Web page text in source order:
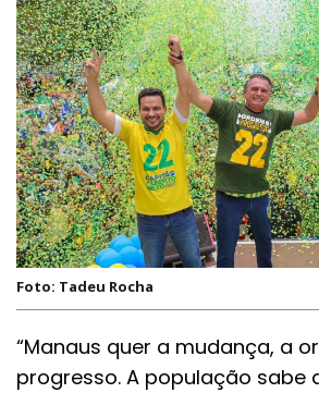
Foto: Tadeu Rocha
“Manaus quer a mudança, a
progresso. A população sabe